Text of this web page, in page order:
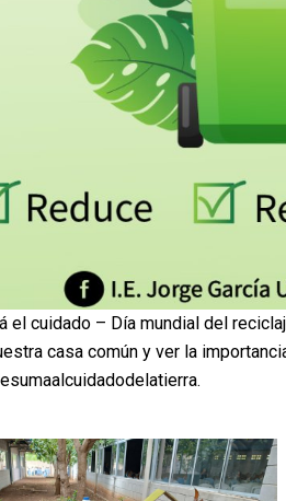
el cuidado – Día mundial del
casa común y ver la